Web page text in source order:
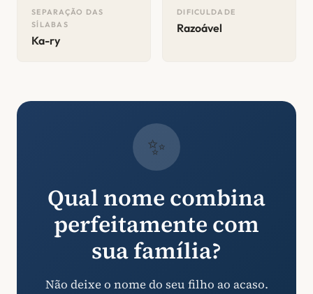
SEPARAÇÃO DAS
SÍLABAS
Ka-ry
DIFICULDADE
Razoável
✨
Qual nome combina
perfeitamente com
sua família?
Não deixe o nome do seu filho ao acaso.